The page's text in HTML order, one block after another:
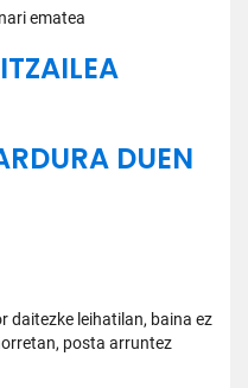
ematea
DUEN
daitezke leihatilan, baina ez
posta arruntez